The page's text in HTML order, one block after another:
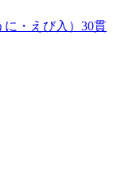
に・えび入）30貫